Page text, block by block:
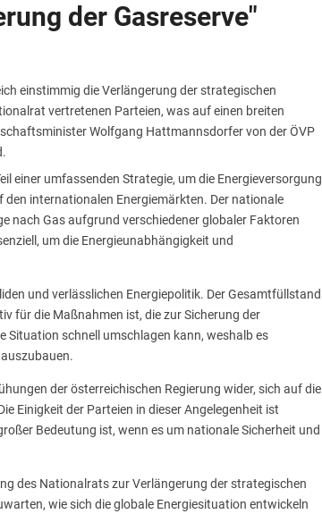
der Gasreserve"
einstimmig die Verlängerung der strategischen
vertretenen Parteien, was auf einen breiten
Wolfgang Hattmannsdorfer von der ÖVP
einer umfassenden Strategie, um die Energieversorgung
den internationalen Energiemärkten. Der nationale
nach Gas aufgrund verschiedener globaler Faktoren
um die Energieunabhängigkeit und
und verlässlichen Energiepolitik. Der Gesamtfüllstand
für die Maßnahmen ist, die zur Sicherung der
Situation schnell umschlagen kann, weshalb es
der österreichischen Regierung wider, sich auf die
Einigkeit der Parteien in dieser Angelegenheit ist
Bedeutung ist, wenn es um nationale Sicherheit und
des Nationalrats zur Verlängerung der strategischen
wie sich die globale Energiesituation entwickeln